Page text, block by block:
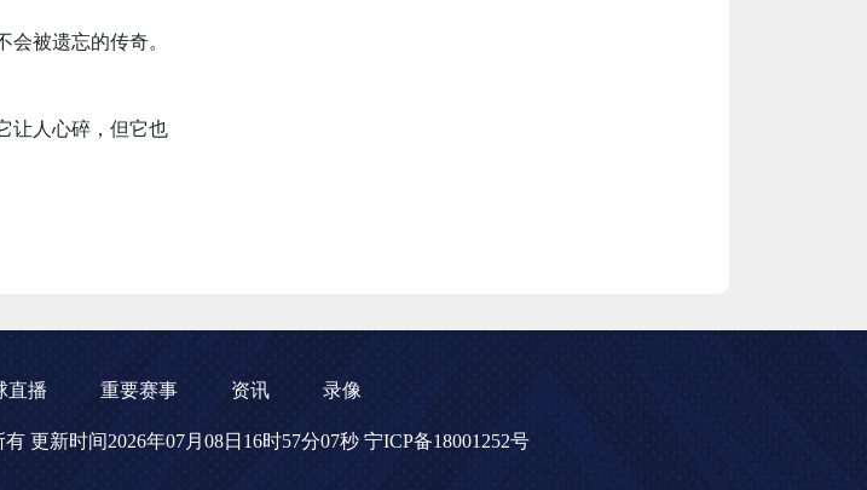
被遗忘的传奇。
让人心碎，但它也
直播 重要赛事 资讯 录像
更新时间2026年07月08日16时57分07秒 宁ICP备18001252号